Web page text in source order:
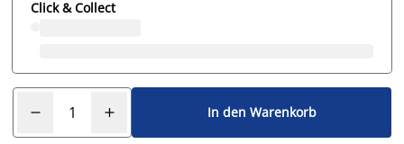
Click & Collect
In den Warenkorb